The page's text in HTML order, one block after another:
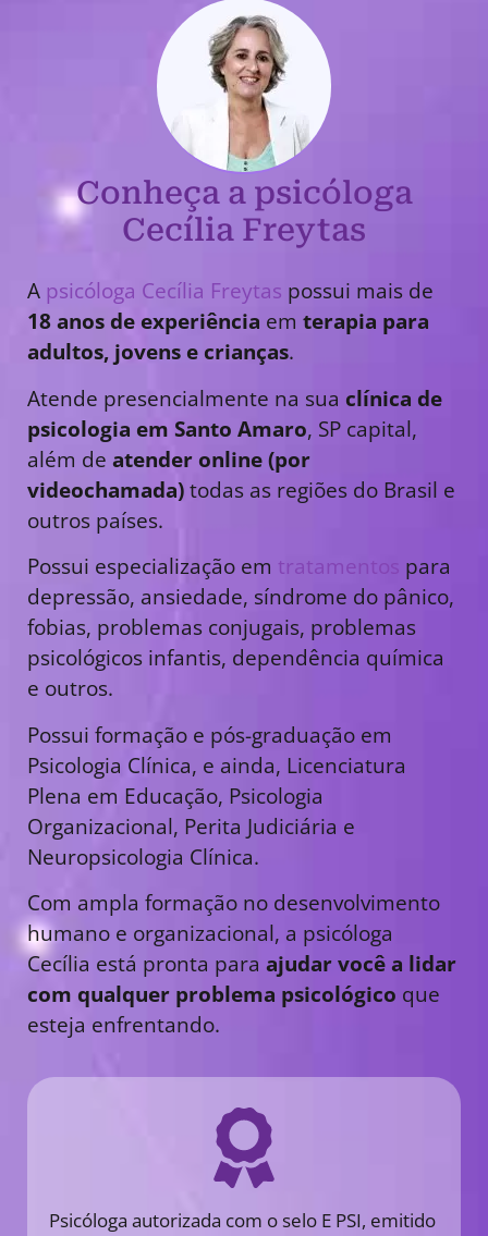
Conheça a psicóloga
Cecília Freytas
A psicóloga Cecília Freytas possui mais de
18 anos de experiência em terapia para
adultos, jovens e crianças.
Atende presencialmente na sua clínica de
psicologia em Santo Amaro, SP capital,
além de atender online (por
videochamada)todas as regiões do Brasil e
outros países.
Possui especialização em tratamentos para
depressão, ansiedade, síndrome do pânico,
fobias, problemas conjugais, problemas
psicológicos infantis, dependência química
e outros.
Possui formação e pós-graduação em
Psicologia Clínica, e ainda, Licenciatura
Plena em Educação, Psicologia
Organizacional, Perita Judiciária e
Neuropsicologia Clínica.
Com ampla formação no desenvolvimento
humano e organizacional, a psicóloga
Cecília está pronta para ajudar você a lidar
com qualquer problema psicológico que
esteja enfrentando.
Psicóloga autorizada com o selo E PSI, emitido